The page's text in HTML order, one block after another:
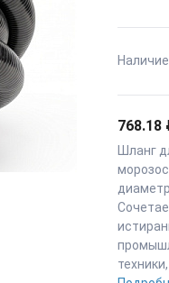
768.18
Шланг